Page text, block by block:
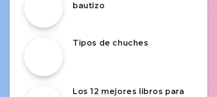
bautizo
Tipos de chuches
Los 12 mejores libros para